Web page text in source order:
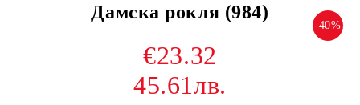
Дамска рокля (984)
-40%
€23.32
45.61лв.